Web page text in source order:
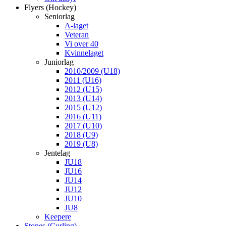
Flyers (Hockey)
Seniorlag
A-laget
Veteran
Vi over 40
Kvinnelaget
Juniorlag
2010/2009 (U18)
2011 (U16)
2012 (U15)
2013 (U14)
2015 (U12)
2016 (U11)
2017 (U10)
2018 (U9)
2019 (U8)
Jentelag
JU18
JU16
JU14
JU12
JU10
JU8
Keepere